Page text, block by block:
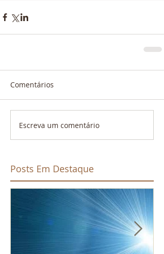
Comentários
Escreva um comentário
Posts Em Destaque